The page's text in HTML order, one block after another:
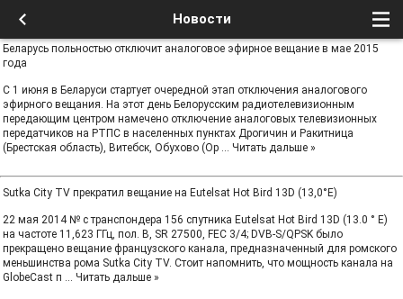
Новости
Беларусь польностью отключит аналоговое эфирное вещание в мае 2015
года
С 1 июня в Беларуси стартует очередной этап отключения аналогового
эфирного вещания. На этот день Белорусским радиотелевизионным
передающим центром намечено отключение аналоговых телевизионных
передатчиков на РТПС в населенных пунктах Дрогичин и Ракитница
(Брестская область), Витебск, Обухово (Ор ... Читать дальше »
Sutka City TV прекратил вещание на Eutelsat Hot Bird 13D (13,0°E)
22 мая 2014 № с транспондера 156 спутника Eutelsat Hot Bird 13D (13.0 ° E)
на частоте 11,623 ГГц, пол. В, SR 27500, FEC 3/4; DVB-S/QPSK было
прекращено вещание французского канала, предназначенный для ромского
меньшинства рома Sutka City TV. Стоит напомнить, что мощность канала на
GlobeCast п ... Читать дальше »